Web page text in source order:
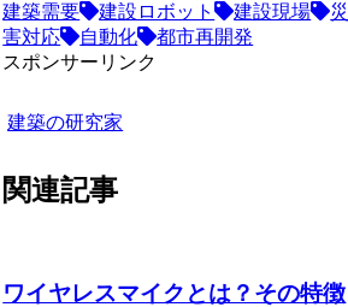
建築需要
建設ロボット 建設現場
災
害対応
自動化
都市再開発
スポンサーリンク
建築の研究家
関連記事
ワイヤレスマイクとは？その特徴